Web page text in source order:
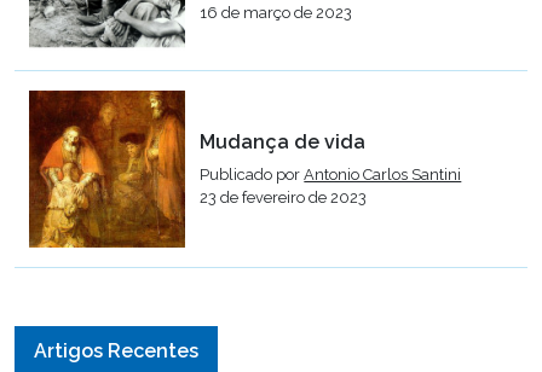
16 de março de 2023
Mudança de vida
Publicado porAntonio Carlos Santini
23 de fevereiro de 2023
Artigos Recentes